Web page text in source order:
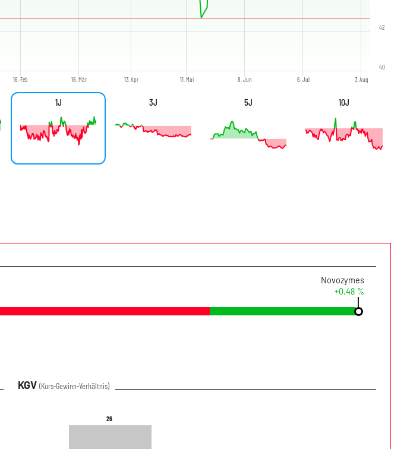
16. Feb 16. Mär 13. Apr 11. Mai 8. Jun 6. Jul 3. Aug
40
42
1J 3J 5J 10J
Novozymes
+0,48 %
KGV (Kurs-Gewinn-Verhältnis)
26
26